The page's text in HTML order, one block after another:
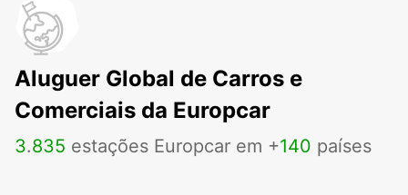
Aluguer Global de Carros e
Comerciais da Europcar
3.835 estações Europcar em +140 países